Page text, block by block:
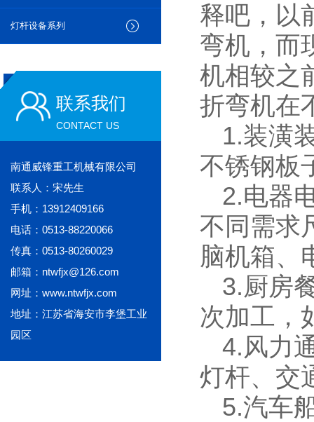
灯杆设备系列
联系我们
CONTACT US
南通威锋重工机械有限公司
联系人：宋先生
手机：13912409166
电话：0513-88220066
传真：0513-80260029
邮箱：ntwfjx@126.com
网址：www.ntwfjx.com
地址：江苏省海安市李堡工业
园区
释吧，以
弯机，而
机相较之
折弯机在
1.装潢
不锈钢板
2.电器
不同需求
脑机箱、
3.厨房
次加工，
4.风力
灯杆、交
5.汽车